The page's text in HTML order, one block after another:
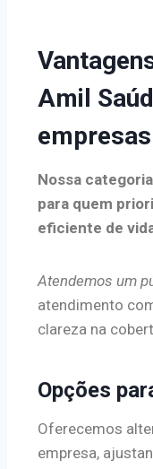
Amil
empresas
Nossa
para quem
eficiente de
Atendemos um
atendimento
clareza na
Opções
Oferecemos
empresa,